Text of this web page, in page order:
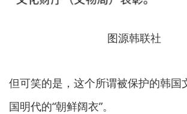
图源韩联社
但可笑的是，这个所谓被保护的韩国
国明代的“朝鲜阔衣”。